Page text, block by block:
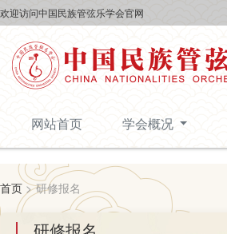
欢迎访问中国民族管弦乐学会官网
网站首页 学会概况
首页 > 研修报名